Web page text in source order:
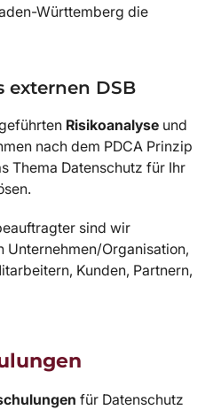
Württemberg die
externen DSB
Risikoanalyse und
nach dem PDCA Prinzip
Thema Datenschutz für Ihr
sind wir
Unternehmen/Organisation,
Kunden, Partnern,
für Datenschutz